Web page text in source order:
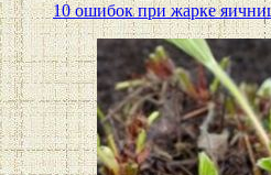
10 ошибок при жарке